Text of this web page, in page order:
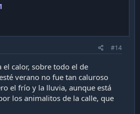
#14
el calor, sobre todo el de
verano no fue tan caluroso
el frío y la lluvia, aunque está
los animalitos de la calle, que